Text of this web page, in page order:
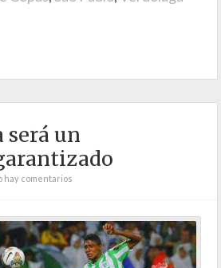
será un
hay comentarios